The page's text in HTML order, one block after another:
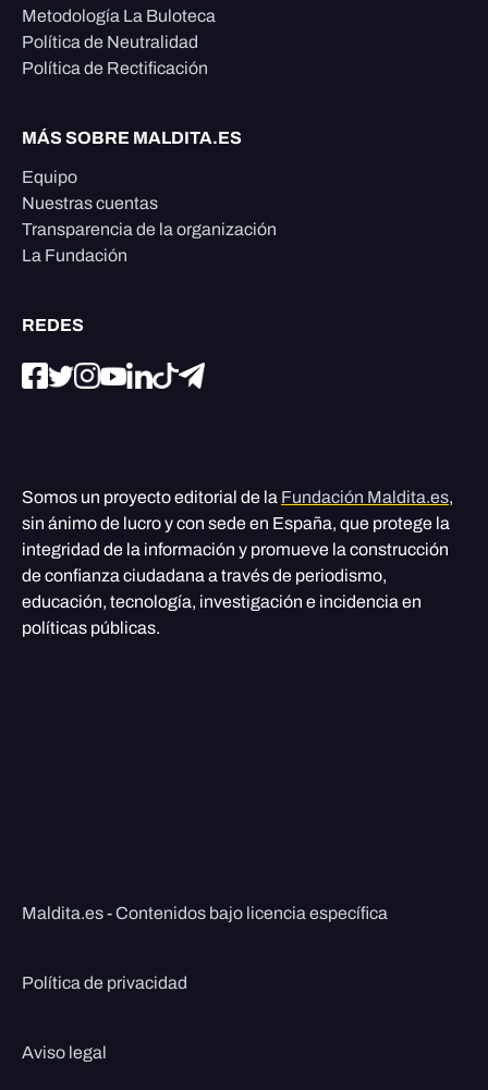
Metodología La Buloteca
Política de Neutralidad
Política de Rectificación
MÁS SOBRE MALDITA.ES
Equipo
Nuestras cuentas
Transparencia de la organización
La Fundación
REDES
Somos un proyecto editorial de la Fundación Maldita.es,
sin ánimo de lucro y con sede en España, que protege la
integridad de la información y promueve la construcción
de confianza ciudadana a través de periodismo,
educación, tecnología, investigación e incidencia en
políticas públicas.
Maldita.es - Contenidos bajo licencia específica
Política de privacidad
Aviso legal